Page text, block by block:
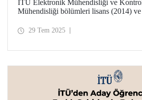
İTÜ Elektronik Mühendisliği ve
Mühendisliği bölümleri lisans (2014)
Nergiz Şahin Solmaz, Raymond
29 Tem 2025